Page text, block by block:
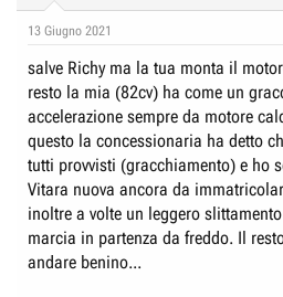
13 Giugno 2021
salve Richy ma la tua monta il
resto la mia (82cv) ha come un
accelerazione sempre da motore
questo la concessionaria ha detto
tutti provvisti (gracchiamento) e ho
Vitara nuova ancora da
inoltre a volte un leggero
marcia in partenza da freddo. Il
andare benino...